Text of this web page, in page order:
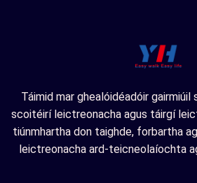
Táimid mar ghealóidéadóir
scoitéirí leictreonacha agus táirgí
tiúnmhartha don taighde, forbartha
leictreonacha ard-teicneolaíochta